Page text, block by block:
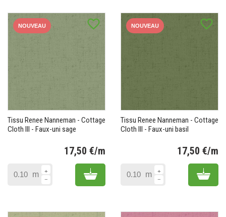
favorite_border
NOUVEAU
Tissu Renee Nanneman - Cottage
Cloth III - Faux-uni sage
17,50 €/m
m Add to cart
favorite_border
NOUVEAU
Tissu Renee Nanneman - Cottage
Cloth III - Faux-uni basil
17,50 €/m
m Add